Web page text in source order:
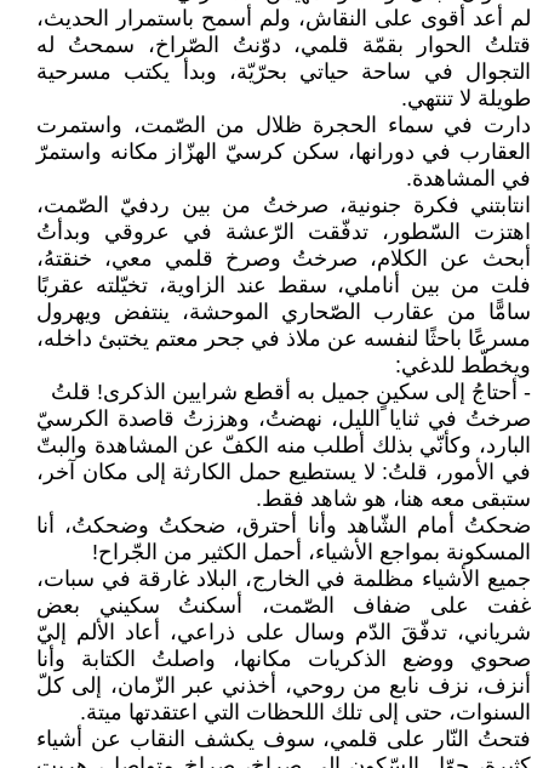
لم أعد أقوى على النقاش، ولم أسمح باستمرار الحديث،
قتلتُ الحوار بقمّة قلمي، دوّنتُ الصّراخ، سمحتُ له
التجوال في ساحة حياتي بحرّيّة، وبدأ يكتب مسرحية
طويلة لا تنتهي.
دارت في سماء الحجرة ظلال من الصّمت، واستمرت
العقارب في دورانها، سكن كرسيّ الهزّاز مكانه واستمرّ
في المشاهدة.
انتابتني فكرة جنونية، صرختُ من بين ردفيّ الصّمت،
اهتزت السّطور، تدفّقت الرّعشة في عروقي وبدأتُ
أبحث عن الكلام، صرختُ وصرخ قلمي معي، خنقتهُ،
فلت من بين أناملي، سقط عند الزاوية، تخيّلته عقربًا
سامًّا من عقارب الصّحاري الموحشة، ينتفض ويهرول
مسرعًا باحثًا لنفسه عن ملاذ في جحر معتم يختبئ داخله،
ويخطّط للدغي:
- أحتاجُ إلى سكينٍ جميل به أقطع شرايين الذكرى! قلتُ
صرختُ في ثنايا الليل، نهضتُ، وهززتُ قاصدة الكرسيّ
البارد، وكأنّي بذلك أطلب منه الكفّ عن المشاهدة والبتّ
في الأمور، قلتُ: لا يستطيع حمل الكارثة إلى مكان آخر،
ستبقى معه هنا، هو شاهد فقط.
ضحكتُ أمام الشّاهد وأنا أحترق، ضحكتُ وضحكتُ، أنا
المسكونة بمواجع الأشياء، أحمل الكثير من الجّراح!
جميع الأشياء مظلمة في الخارج، البلاد غارقة في سبات،
غفت على ضفاف الصّمت، أسكنتُ سكيني بعض
شرياني، تدفّقَ الدّم وسال على ذراعي، أعاد الألم إليّ
صحوي ووضع الذكريات مكانها، واصلتُ الكتابة وأنا
أنزف، نزف نابع من روحي، أخذني عبر الزّمان، إلى كلّ
السنوات، حتى إلى تلك اللحظات التي اعتقدتها ميتة.
فتحتُ النّار على قلمي، سوف يكشف النقاب عن أشياء